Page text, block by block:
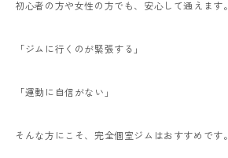
初心者の方や女性の方でも、安心して通えます。
「ジムに行くのが緊張する」
「運動に自信がない」
そんな方にこそ、完全個室ジムはおすすめです。